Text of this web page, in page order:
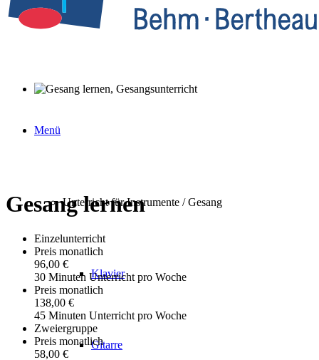
Menü
Unterricht für Instrumente / Gesang
Klavier
Gitarre
Gesang lernen
Einzelunterricht
Preis monatlich
96,00 €
30 Minuten Unterricht pro Woche
Preis monatlich
138,00 €
45 Minuten Unterricht pro Woche
Zweiergruppe
Preis monatlich
58,00 €